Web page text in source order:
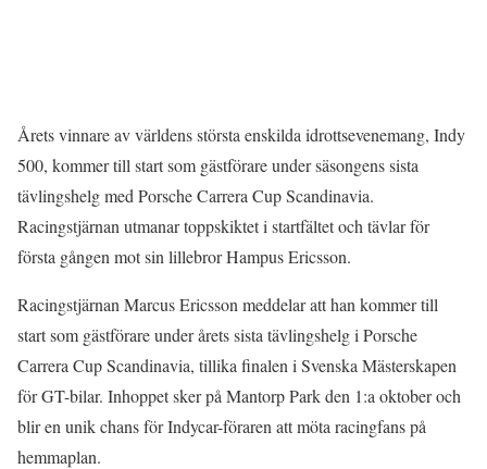
Årets vinnare av världens största enskilda idrottsevenemang, Indy
500, kommer till start som gästförare under säsongens sista
tävlingshelg med Porsche Carrera Cup Scandinavia.
Racingstjärnan utmanar toppskiktet i startfältet och tävlar för
första gången mot sin lillebror Hampus Ericsson.
Racingstjärnan Marcus Ericsson meddelar att han kommer till
start som gästförare under årets sista tävlingshelg i Porsche
Carrera Cup Scandinavia, tillika finalen i Svenska Mästerskapen
för GT-bilar. Inhoppet sker på Mantorp Park den 1:a oktober och
blir en unik chans för Indycar-föraren att möta racingfans på
hemmaplan.